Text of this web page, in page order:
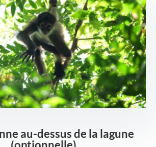
au-dessus de la lagune